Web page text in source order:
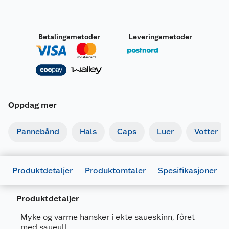
Betalingsmetoder Leveringsmetoder
Oppdag mer
Pannebånd Hals Caps Luer Votter
Produktdetaljer Produktomtaler Spesifikasjoner
Produktdetaljer
Myke og varme hansker i ekte saueskinn, fôret
Artikkelnummer